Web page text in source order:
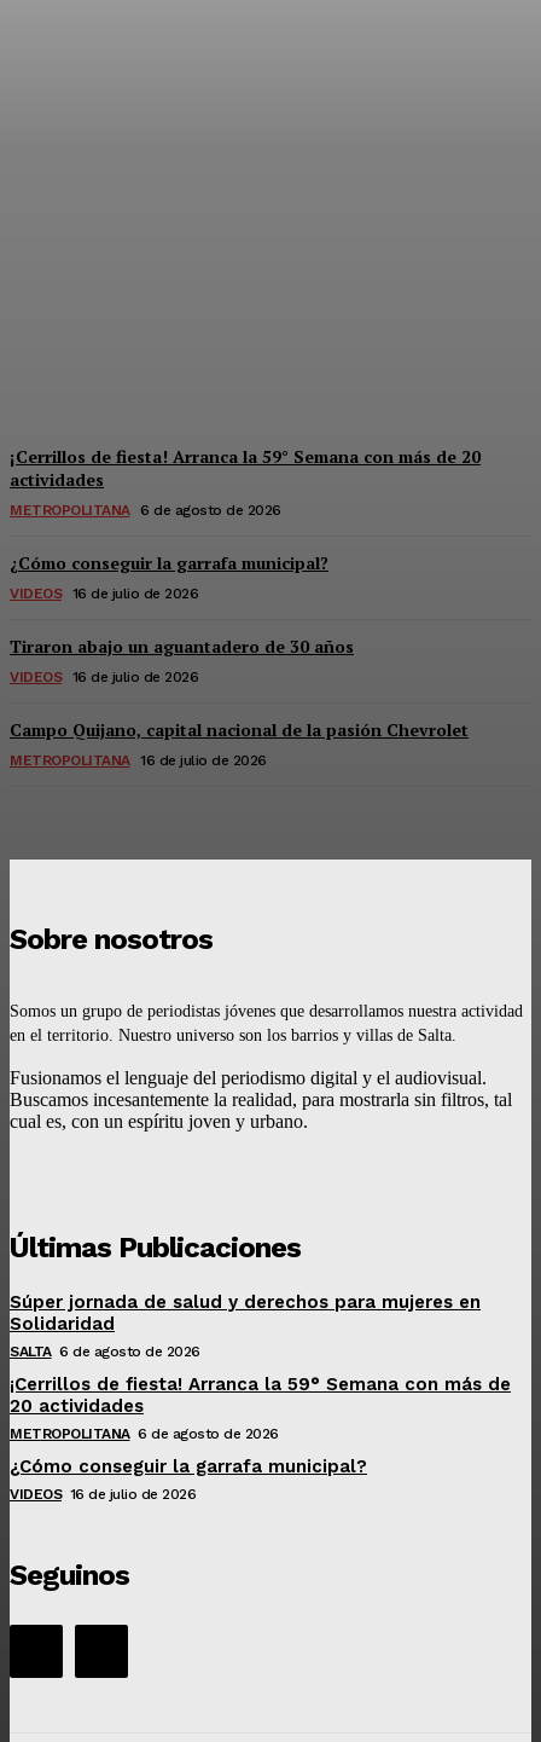
¡Cerrillos de fiesta! Arranca la 59° Semana con más de 20
actividades
METROPOLITANA 6 de agosto de 2026
¿Cómo conseguir la garrafa municipal?
VIDEOS 16 de julio de 2026
Tiraron abajo un aguantadero de 30 años
VIDEOS 16 de julio de 2026
Campo Quijano, capital nacional de la pasión Chevrolet
METROPOLITANA 16 de julio de 2026
Sobre nosotros
Somos un grupo de periodistas jóvenes que desarrollamos nuestra actividad
en el territorio. Nuestro universo son los barrios y villas de Salta.
Fusionamos el lenguaje del periodismo digital y el audiovisual.
Buscamos incesantemente la realidad, para mostrarla sin filtros, tal
cual es, con un espíritu joven y urbano.
Últimas Publicaciones
Súper jornada de salud y derechos para mujeres en
Solidaridad
SALTA 6 de agosto de 2026
¡Cerrillos de fiesta! Arranca la 59° Semana con más de
20 actividades
METROPOLITANA 6 de agosto de 2026
¿Cómo conseguir la garrafa municipal?
VIDEOS 16 de julio de 2026
Seguinos